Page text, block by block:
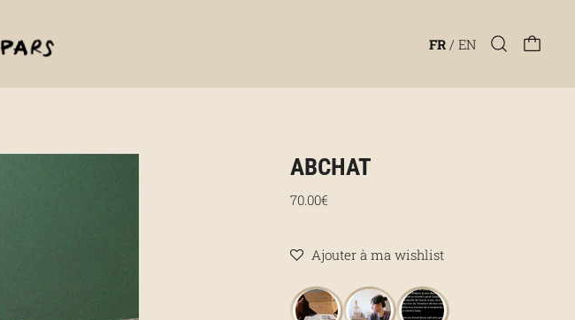
FR / EN
ABCHAT
Prix régulier
70.00€
Ajouter à ma wishlist